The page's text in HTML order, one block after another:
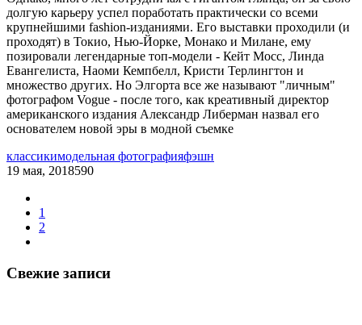
долгую карьеру успел поработать практически со всеми
крупнейшими fashion-изданиями. Его выставки проходили (и
проходят) в Токио, Нью-Йорке, Монако и Милане, ему
позировали легендарные топ-модели - Кейт Мосс, Линда
Евангелиста, Наоми Кемпбелл, Кристи Терлингтон и
множество других. Но Элгорта все же называют "личным"
фотографом Vogue - после того, как креативный директор
американского издания Александр Либерман назвал его
основателем новой эры в модной съемке
классикимодельная фотографияфэшн
19 мая, 2018590
1
2
Свежие записи